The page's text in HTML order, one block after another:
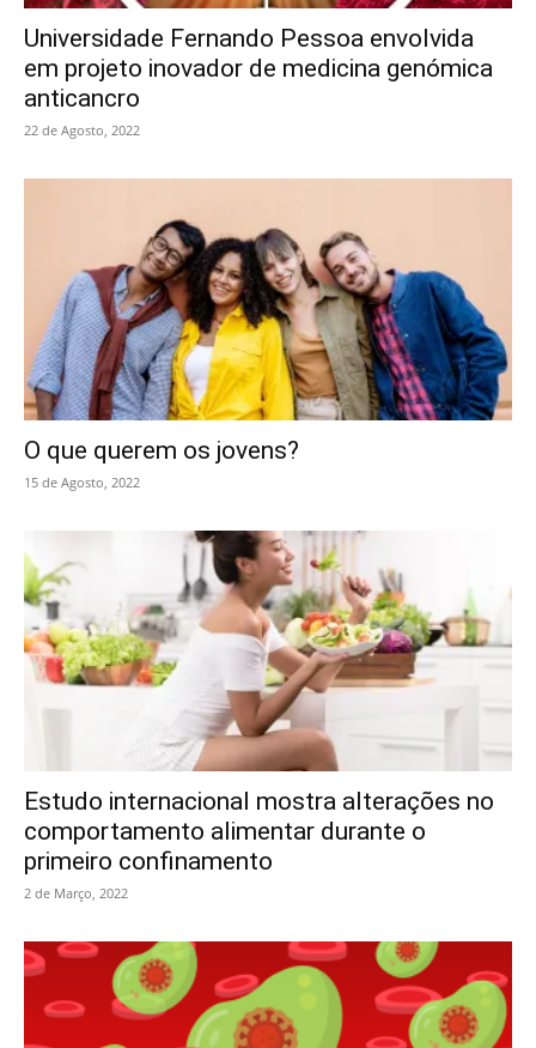
Universidade Fernando Pessoa envolvida
em projeto inovador de medicina genómica
anticancro
22 de Agosto, 2022
O que querem os jovens?
15 de Agosto, 2022
Estudo internacional mostra alterações no
comportamento alimentar durante o
primeiro confinamento
2 de Março, 2022